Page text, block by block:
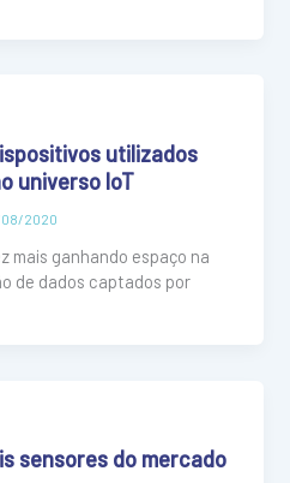
utilizados
universo IoT
2020
mais ganhando espaço na
de dados captados por
sensores do mercado